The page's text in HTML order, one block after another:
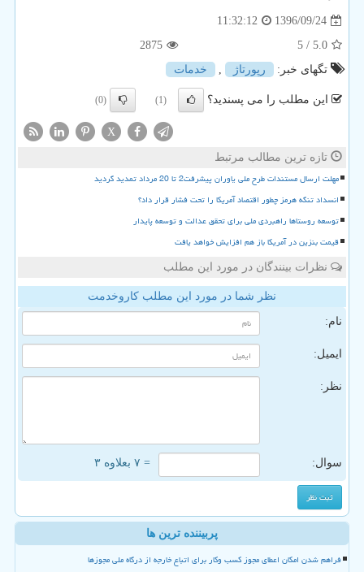
1396/09/24
11:32:12
5.0
/ 5
2875
تگهای خبر:
رپورتاژ , خدمات
این مطلب را می پسندید؟ (1)
(0)
X
تازه ترین مطالب مرتبط
مهلت ارسال مستندات طرح ملی یاوران پیشرفت2 تا 20 مرداد تمدید گردید
انسداد تنگه هرمز چطور اقتصاد آمریکا را تحت فشار قرار داد؟
توسعه روستاها راهبردی ملی برای تحقق عدالت و توسعه پایدار
قیمت بنزین در آمریکا باز هم افزایش خواهد یافت
نظرات بینندگان در مورد این مطلب
نظر شما در مورد این مطلب کاروخدمت
نام:
ایمیل:
نظر:
سوال: = ۷ بعلاوه ۳
پربیننده ترین ها
فراهم شدن امکان اعطای مجوز کسب وکار برای اتباع خارجه از درگاه ملی مجوزها